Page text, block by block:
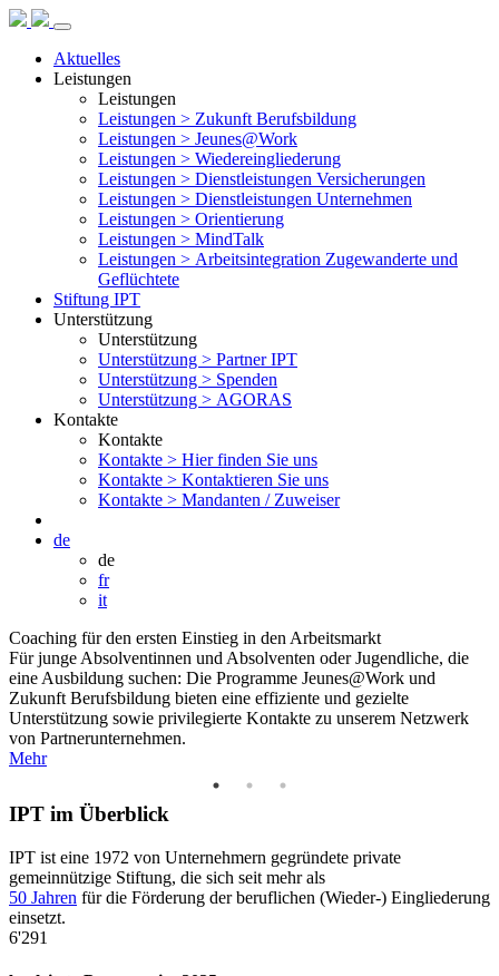
Aktuelles
Leistungen
Leistungen
Leistungen > Zukunft Berufsbildung
Leistungen > Jeunes@Work
Leistungen > Wiedereingliederung
Leistungen > Dienstleistungen Versicherungen
Leistungen > Dienstleistungen Unternehmen
Leistungen > Orientierung
Leistungen > MindTalk
Leistungen > Arbeitsintegration Zugewanderte und
Geflüchtete
Stiftung IPT
Unterstützung
Unterstützung
Unterstützung > Partner IPT
Unterstützung > Spenden
Unterstützung > AGORAS
Kontakte
Kontakte
Kontakte > Hier finden Sie uns
Kontakte > Kontaktieren Sie uns
Kontakte > Mandanten / Zuweiser
de
de
fr
it
Coaching für den ersten Einstieg in den Arbeitsmarkt
Für junge Absolventinnen und Absolventen oder Jugendliche, die
eine Ausbildung suchen: Die Programme Jeunes@Work und
Zukunft Berufsbildung bieten eine effiziente und gezielte
Unterstützung sowie privilegierte Kontakte zu unserem Netzwerk
von Partnerunternehmen.
Mehr
Zeigen Sie Ihr Potenzial auf
Wiederaufnahme einer Tätigkeit, die erste Stelle, die Suche nach
einer Ausbildung oder einem neuen beruflichen Impuls: IPT
unterstützt Sie dabei, personalisierte Lösungen als Antwort auf Ihre
beruflichen und persönlichen Herausforderungen zu entwickeln.
Mehr
Eine massgeschneiderte Unterstützung
IPT stellt den Menschen in den Mittelpunkt und bietet konkrete und
nachhaltige Lösungen auf Basis der Ressourcenentwicklung. Ob bei
der Personalbeschaffung oder im Personalmanagement, Sie
profitieren von gezielten Lösungen.
IPT im Überblick
IPT ist eine 1972 von Unternehmern gegründete private
gemeinnützige Stiftung, die sich seit mehr als
50 Jahren für die Förderung der beruflichen (Wieder-) Eingliederung
einsetzt.
6'291